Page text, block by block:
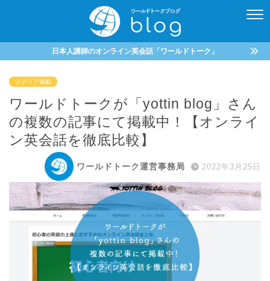
日本人講師のオンライン英会話「ワールドトーク」
メディア掲載
ワールドトークが「yottin blog」さん
の複数の記事にて掲載中！【オンライ
ン英会話を徹底比較】
ワールドトーク運営事務局 2022年3月25日